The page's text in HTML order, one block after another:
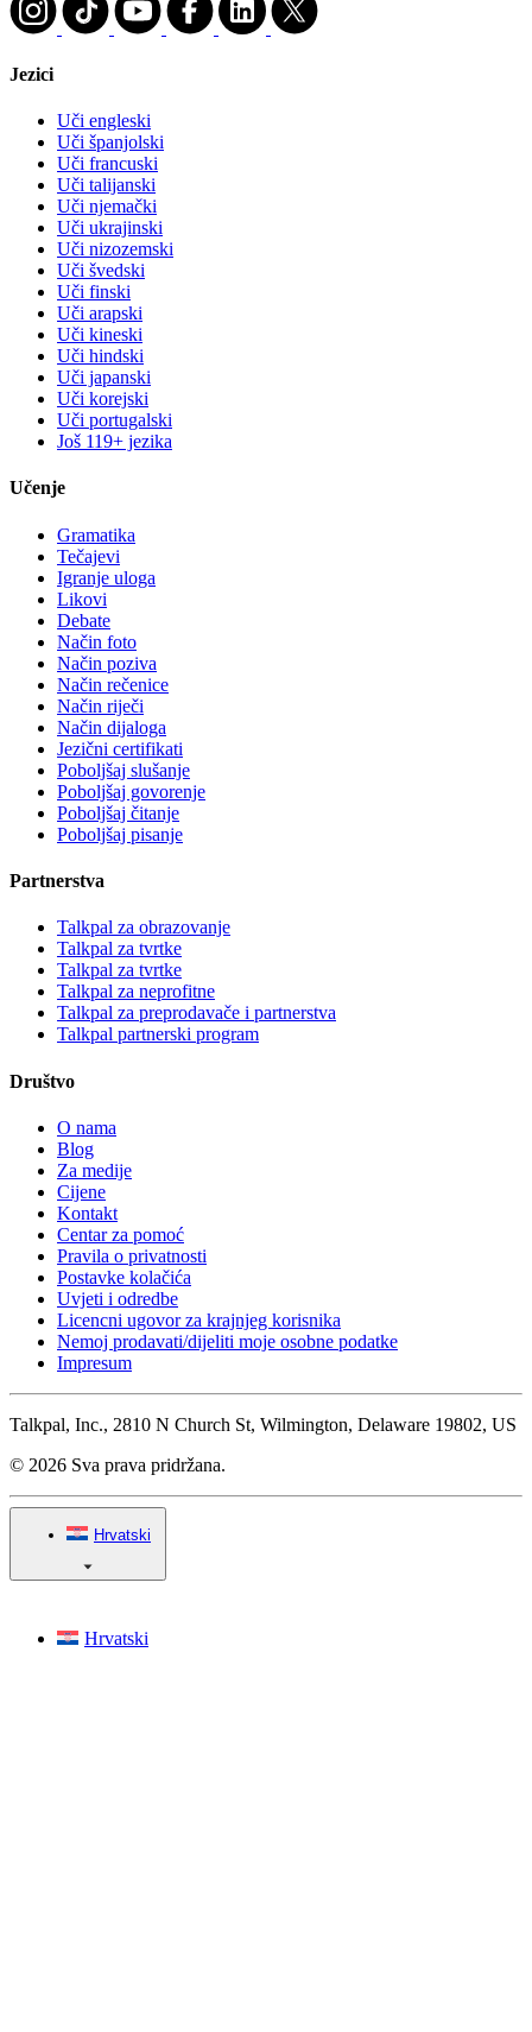
Jezici
Uči engleski
Uči španjolski
Uči francuski
Uči talijanski
Uči njemački
Uči ukrajinski
Uči nizozemski
Uči švedski
Uči finski
Uči arapski
Uči kineski
Uči hindski
Uči japanski
Uči korejski
Uči portugalski
Još 119+ jezika
Učenje
Gramatika
Tečajevi
Igranje uloga
Likovi
Debate
Način foto
Način poziva
Način rečenice
Način riječi
Način dijaloga
Jezični certifikati
Poboljšaj slušanje
Poboljšaj govorenje
Poboljšaj čitanje
Poboljšaj pisanje
Partnerstva
Talkpal za obrazovanje
Talkpal za tvrtke
Talkpal za tvrtke
Talkpal za neprofitne
Talkpal za preprodavače i partnerstva
Talkpal partnerski program
Društvo
O nama
Blog
Za medije
Cijene
Kontakt
Centar za pomoć
Pravila o privatnosti
Postavke kolačića
Uvjeti i odredbe
Licencni ugovor za krajnjeg korisnika
Nemoj prodavati/dijeliti moje osobne podatke
Impresum
Talkpal, Inc., 2810 N Church St, Wilmington, Delaware 19802, US
© 2026 Sva prava pridržana.
Hrvatski
Hrvatski